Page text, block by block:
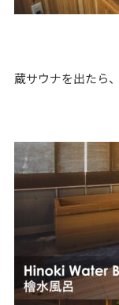
蔵サウナを出たら